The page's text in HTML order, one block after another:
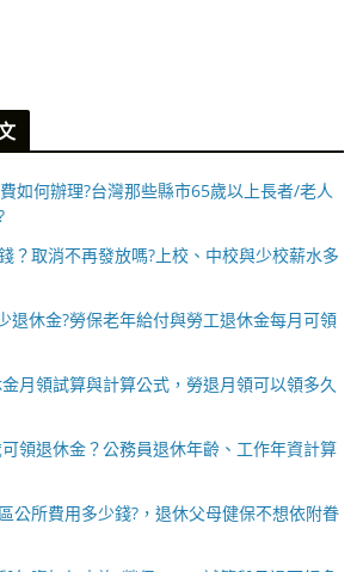
如何辦理?台灣那些縣市65歲以上長者/老人
？取消不再發放嗎?上校、中校與少校薪水多
退休金?勞保老年給付與勞工退休金每月可領
月領試算與計算公式，勞退月領可以領多久
領退休金？公務員退休年齡、工作年資計算
公所費用多少錢?，退休父母健保不想依附眷